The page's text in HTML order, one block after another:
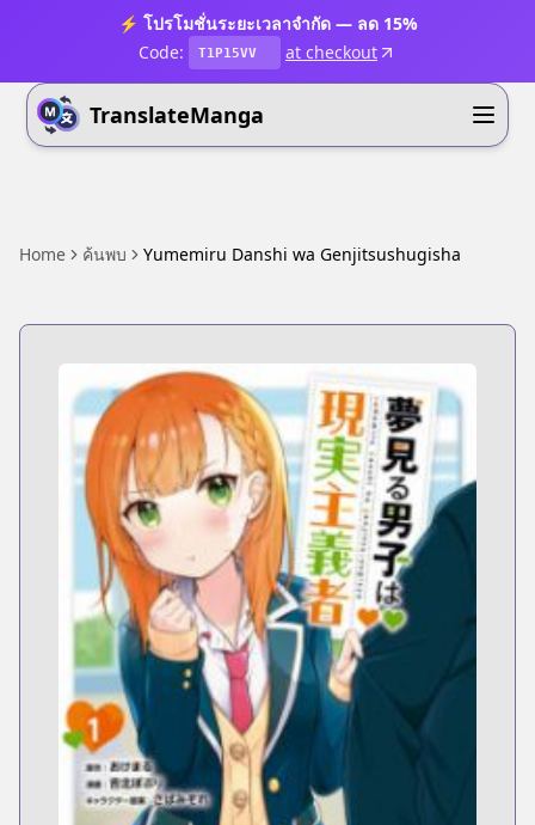
⚡ โปรโมชั่นระยะเวลาจำกัด — ลด 15%
Code:
T1P15VV at checkout
TranslateManga
Home ค้นพบ Yumemiru Danshi wa Genjitsushugisha